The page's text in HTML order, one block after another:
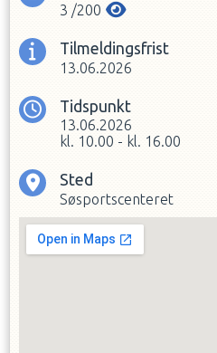
3 /200
Tilmeldingsfrist
13.06.2026
Tidspunkt
13.06.2026
kl. 10.00 - kl. 16.00
Sted
Søsportscenteret